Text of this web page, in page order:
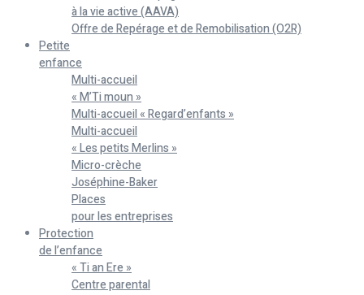
à la vie active (AAVA)
Offre de Repérage et de Remobilisation (O2R)
Petite
enfance
Multi-accueil
« M’Ti moun »
Multi-accueil « Regard’enfants »
Multi-accueil
« Les petits Merlins »
Micro-crèche
Joséphine-Baker
Places
pour les entreprises
Protection
de l’enfance
« Ti an Ere »
Centre parental